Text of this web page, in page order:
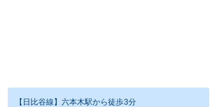
【日比谷線】六本木駅から徒歩3分